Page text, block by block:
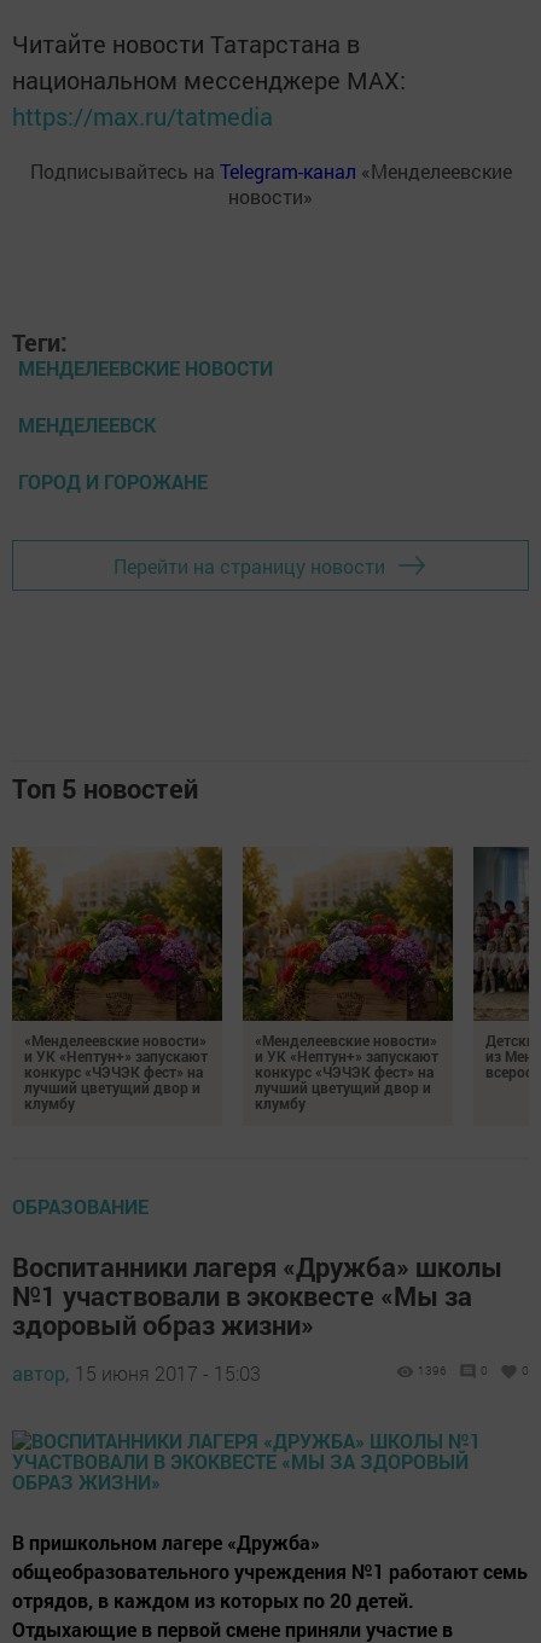
Читайте новости Татарстана в
национальном мессенджере MАХ:
https://max.ru/tatmedia
Подписывайтесь на Telegram-канал «Менделеевские
новости»
Теги:
МЕНДЕЛЕЕВСКИЕ НОВОСТИ
МЕНДЕЛЕЕВСК
ГОРОД И ГОРОЖАНЕ
Перейти на страницу новости
Топ 5 новостей
«Менделеевские новости»
и УК «Нептун+» запускают
конкурс «ЧЭЧЭК фест» на
лучший цветущий двор и
клумбу
«Менделеевские новости»
и УК «Нептун+» запускают
конкурс «ЧЭЧЭК фест» на
лучший цветущий двор и
клумбу
из
ОБРАЗОВАНИЕ
Воспитанники лагеря «Дружба» школы
№1 участвовали в экоквесте «Мы за
здоровый образ жизни»
автор, 15 июня 2017 - 15:03 1396 0 0
В пришкольном лагере «Дружба»
общеобразовательного учреждения №1 работают семь
отрядов, в каждом из которых по 20 детей.
Отдыхающие в первой смене приняли участие в